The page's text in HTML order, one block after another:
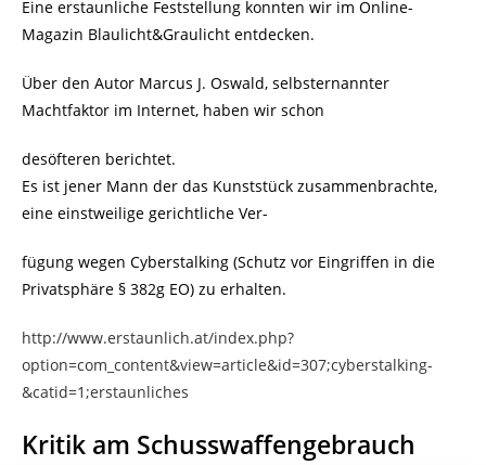
Eine erstaunliche Feststellung konnten wir im Online-
Magazin Blaulicht&Graulicht entdecken.
Über den Autor Marcus J. Oswald, selbsternannter
Machtfaktor im Internet, haben wir schon
desöfteren berichtet.
Es ist jener Mann der das Kunststück zusammenbrachte,
eine einstweilige gerichtliche Ver-
fügung wegen Cyberstalking (Schutz vor Eingriffen in die
Privatsphäre § 382g EO) zu erhalten.
http://www.erstaunlich.at/index.php?
option=com_content&view=article&id=307;cyberstalking-
&catid=1;erstaunliches
Kritik am Schusswaffengebrauch